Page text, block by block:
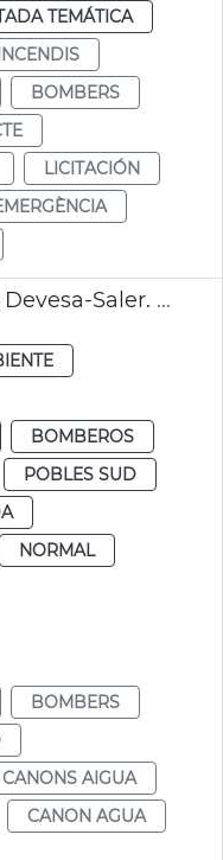
TEMÁTICA
BOMBERS
LICITACIÓN
Dispositivo antiicendios Devesa-Saler. València
BOMBEROS
POBLES SUD
NORMAL
BOMBERS
CANONS AIGUA
CANON AGUA